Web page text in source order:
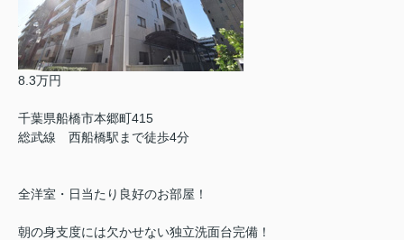
8.3万円
千葉県船橋市本郷町415
総武線 西船橋駅まで徒歩4分
全洋室・日当たり良好のお部屋！
朝の身支度には欠かせない独立洗面台完備！